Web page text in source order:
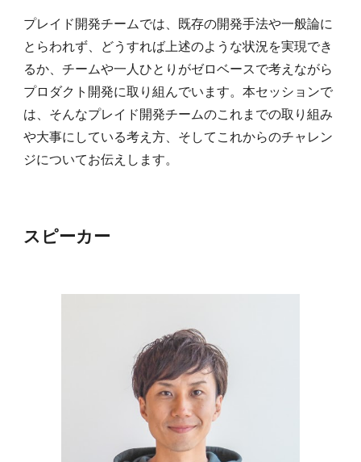
プレイド開発チームでは、既存の開発手法や一般論に
とらわれず、どうすれば上述のような状況を実現でき
るか、チームや一人ひとりがゼロベースで考えながら
プロダクト開発に取り組んでいます。本セッションで
は、そんなプレイド開発チームのこれまでの取り組み
や大事にしている考え方、そしてこれからのチャレン
ジについてお伝えします。
スピーカー